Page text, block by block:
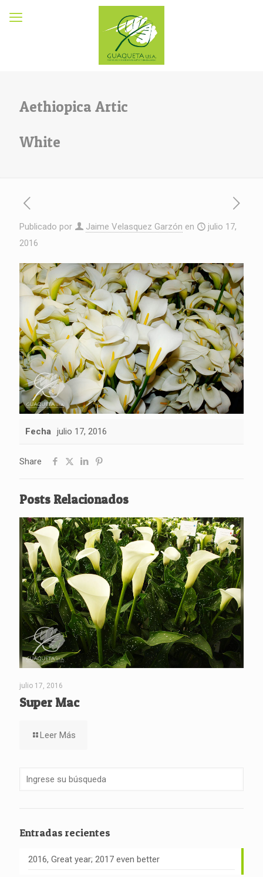
Aethiopica Artic
White
Publicado por Jaime Velasquez Garzón en
julio 17,
2016
Fecha julio 17, 2016
Share
Posts Relacionados
julio 17, 2016
Super Mac
Leer Más
Entradas recientes
2016, Great year; 2017 even better